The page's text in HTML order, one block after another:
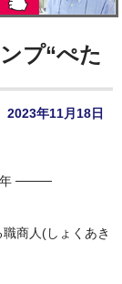
プ“ぺた
2023年11月18日
年 ────
商人(しょくあき